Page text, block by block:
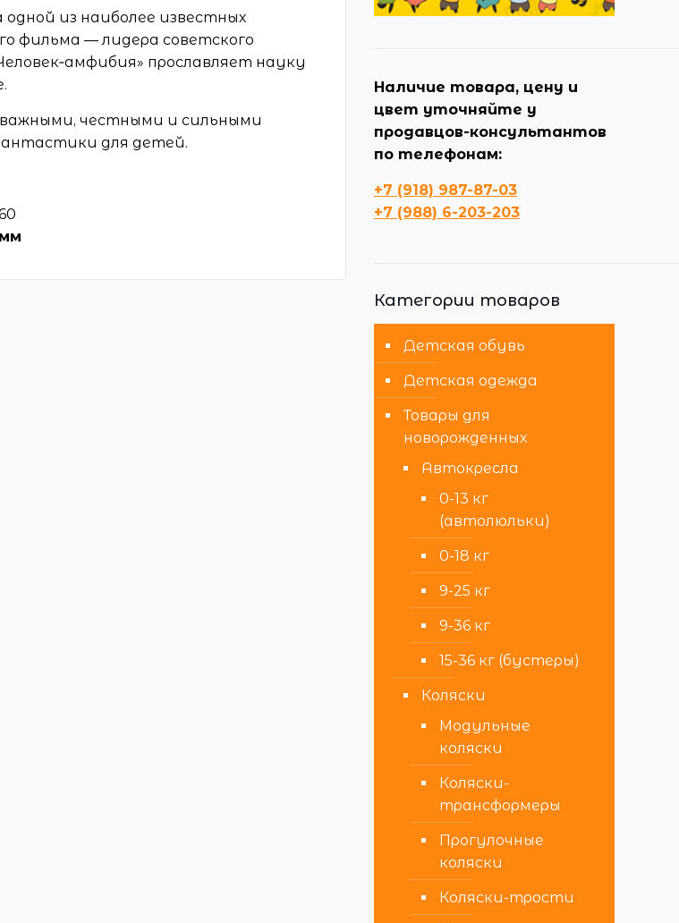
из наиболее известных
фильма — лидера советского
прославляет науку
честными и сильными
для детей.
Наличие товара, цену и
цвет уточняйте у
продавцов-консультантов
по телефонам:
+7 (918) 987-87-03
+7 (988) 6-203-203
Категории товаров
Детская обувь
Детская одежда
Товары для
новорожденных
Автокресла
0-13 кг
(автолюльки)
0-18 кг
9-25 кг
9-36 кг
15-36 кг (бустеры)
Коляски
Модульные
коляски
Коляски-
трансформеры
Прогулочные
коляски
Коляски-трости